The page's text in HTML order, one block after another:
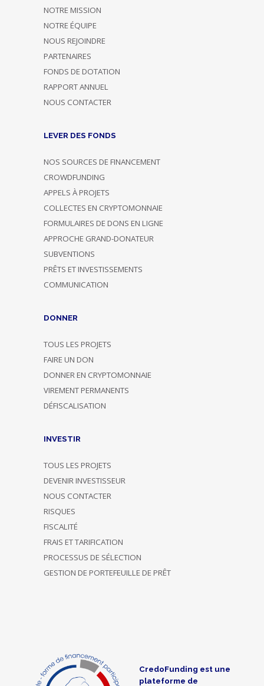
NOTRE MISSION
NOTRE ÉQUIPE
NOUS REJOINDRE
PARTENAIRES
FONDS DE DOTATION
RAPPORT ANNUEL
NOUS CONTACTER
LEVER DES FONDS
NOS SOURCES DE FINANCEMENT
CROWDFUNDING
APPELS À PROJETS
COLLECTES EN CRYPTOMONNAIE
FORMULAIRES DE DONS EN LIGNE
APPROCHE GRAND-DONATEUR
SUBVENTIONS
PRÊTS ET INVESTISSEMENTS
COMMUNICATION
DONNER
TOUS LES PROJETS
FAIRE UN DON
DONNER EN CRYPTOMONNAIE
VIREMENT PERMANENTS
DÉFISCALISATION
INVESTIR
TOUS LES PROJETS
DEVENIR INVESTISSEUR
NOUS CONTACTER
RISQUES
FISCALITÉ
FRAIS ET TARIFICATION
PROCESSUS DE SÉLECTION
GESTION DE PORTEFEUILLE DE PRÊT
CredoFunding est une
plateforme de